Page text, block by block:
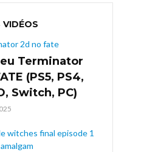
VIDÉOS
Terminator
(PS5, PS4,
Switch, PC)